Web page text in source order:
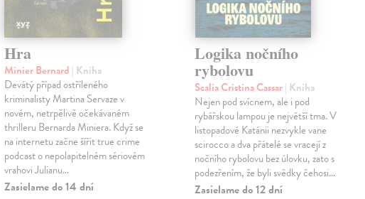
Hra
Minier Bernard | Kniha
Devátý případ ostříleného
kriminalisty Martina Servaze v
novém, netrpělivě očekávaném
thrilleru Bernarda Miniera. Když se
na internetu začne šířit true crime
podcast o nepolapitelném sériovém
vrahovi Julianu…
Zasielame do 14 dní
Logika nočního
rybolovu
Scalia Cristina Cassar| Kniha
Nejen pod svícnem, ale i pod
rybářskou lampou je největší tma. V
listopadové Katánii nezvykle vane
scirocco a dva přátelé se vracejí z
nočního rybolovu bez úlovku, zato s
podezřením, že byli svědky čehosi…
Zasielame do 12 dní